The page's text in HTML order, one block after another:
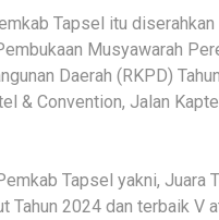
Tapsel itu
Musyawarah
Daerah (RKPD)
& Convention, Jalan
Tapsel yakni, Juara
Tahun 2024 dan terbaik